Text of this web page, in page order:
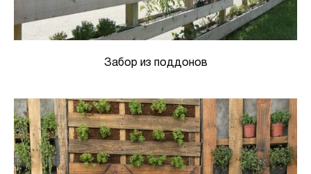
Забор из поддонов